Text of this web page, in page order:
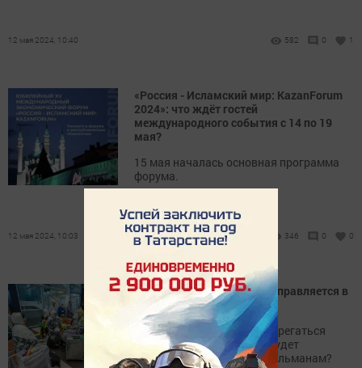
12 мая 2024, 10:40 582 0 1
«Россия - Исламский мир: KazanForum
2024»: что ждёт гостей
международного события с 14 по 19
мая?
15 мая началась основная программа
форума.
12 мая 2024, 10:03 346 0 0
Советы врачей тем, кто отправляется в
хадж
Каких инфекций стоит остерегаться
верующим в хадже и как будет
оказываться помощь мусульманам?